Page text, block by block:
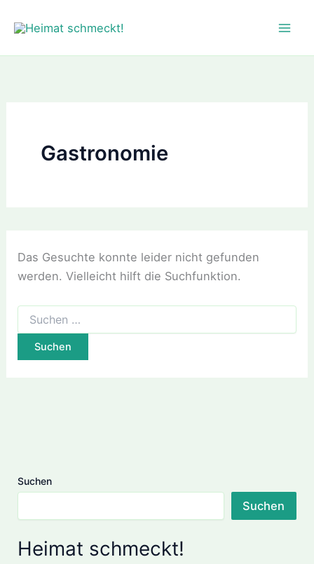
Inhalt
Gastronomie
Das Gesuchte konnte leider nicht gefunden
werden. Vielleicht hilft die Suchfunktion.
nach:
Suchen
Suchen
Heimat schmeckt!